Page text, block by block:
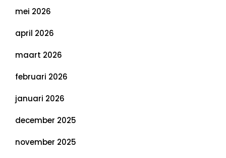
mei 2026
april 2026
maart 2026
februari 2026
januari 2026
december 2025
november 2025